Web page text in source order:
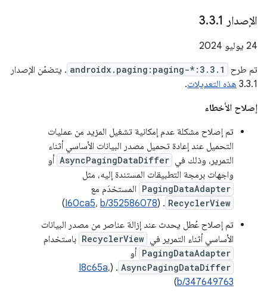
الإصدار 3 .3.1
‫24 يوليو 2024
تم طرح
androidx.paging:paging-*:3.3.1 . يتضمّن الإصدار
3.3.1 هذه التعديلات.
إصلاح الأخطاء
تم إصلاح مشكلة عدم إمكانية تشغيل المزيد من عمليات
التحميل عند إعادة تحميل مصدر البيانات الأساسي أثناء
التمرير، وذلك في AsyncPagingDataDiffer أو
واجهات برمجة التطبيقات المستندة إليه، مثل
PagingDataAdapter المستخدَم مع
RecyclerView
. (
I60ca5، b/352586078
)
تم إصلاح عُطل يحدث عند إزالة عناصر من مصدر البيانات
الأساسي أثناء التمرير في RecyclerView باستخدام
PagingDataAdapter أو
AsyncPagingDataDiffer
. (
I8c65a،
b/347649763
)